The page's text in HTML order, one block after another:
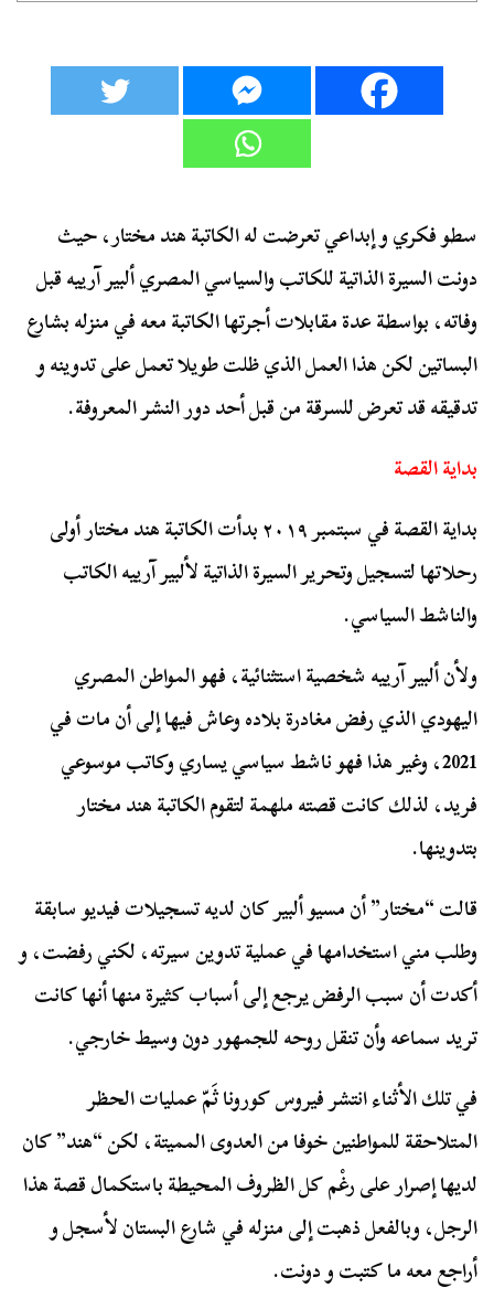
سطو فكري و إبداعي تعرضت له الكاتبة هند مختار، حيث
دونت السيرة الذاتية للكاتب والسياسي المصري ألبير آرييه قبل
وفاته، بواسطة عدة مقابلات أجرتها الكاتبة معه في منزله بشارع
البساتين لكن هذا العمل الذي ظلت طويلا تعمل على تدوينه و
تدقيقه قد تعرض للسرقة من قبل أحد دور النشر المعروفة.
بداية القصة
بداية القصة في سبتمبر ٢٠١٩ بدأت الكاتبة هند مختار أولى
رحلاتها لتسجيل وتحرير السيرة الذاتية لألبير آرييه الكاتب
والناشط السياسي.
ولأن ألبير آرييه شخصية استثنائية، فهو المواطن المصري
اليهودي الذي رفض مغادرة بلاده وعاش فيها إلى أن مات في
2021، وغير هذا فهو ناشط سياسي يساري وكاتب موسوعي
فريد، لذلك كانت قصته ملهمة لتقوم الكاتبة هند مختار
بتدوينها.
قالت “مختار” أن مسيو ألبير كان لديه تسجيلات فيديو سابقة
وطلب مني استخدامها في عملية تدوين سيرته، لكني رفضت، و
أكدت أن سبب الرفض يرجع إلى أسباب كثيرة منها أنها كانت
تريد سماعه وأن تنقل روحه للجمهور دون وسيط خارجي.
في تلك الأثناء انتشر فيروس كورونا ثَمّ عمليات الحظر
المتلاحقة للمواطنين خوفا من العدوى المميتة، لكن “هند” كان
لديها إصرار على رغْم كل الظروف المحيطة باستكمال قصة هذا
الرجل، وبالفعل ذهبت إلى منزله في شارع البستان لأسجل و
أراجع معه ما كتبت و دونت.